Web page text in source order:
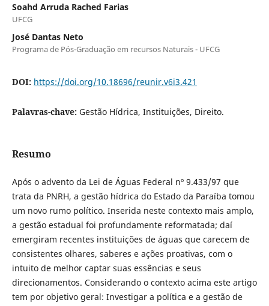
Soahd Arruda Rached Farias
UFCG
José Dantas Neto
Programa de Pós-Graduação em recursos Naturais - UFCG
DOI: https://doi.org/10.18696/reunir.v6i3.421
Palavras-chave: Gestão Hídrica, Instituições, Direito.
Resumo
Após o advento da Lei de Águas Federal nº 9.433/97 que
trata da PNRH, a gestão hídrica do Estado da Paraíba tomou
um novo rumo político. Inserida neste contexto mais amplo,
a gestão estadual foi profundamente reformatada; daí
emergiram recentes instituições de águas que carecem de
consistentes olhares, saberes e ações proativas, com o
intuito de melhor captar suas essências e seus
direcionamentos. Considerando o contexto acima este artigo
tem por objetivo geral: Investigar a política e a gestão de